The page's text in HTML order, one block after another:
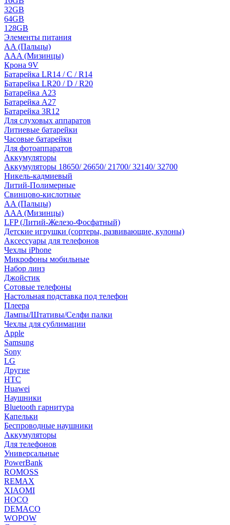
32GB
64GB
128GB
Элементы питания
AA (Пальцы)
AAA (Мизинцы)
Крона 9V
Батарейка LR14 / C / R14
Батарейка LR20 / D / R20
Батарейка A23
Батарейка A27
Батарейка 3R12
Для слуховых аппаратов
Литиевые батарейки
Часовые батарейки
Для фотоаппаратов
Аккумуляторы
Аккумуляторы 18650/ 26650/ 21700/ 32140/ 32700
Никель-кадмиевый
Литий-Полимерные
Свинцово-кислотные
AA (Пальцы)
AAA (Мизинцы)
LFP (Литий-Железо-Фосфатный)
Детские игрушки (сортеры, развивающие, кулоны)
Аксессуары для телефонов
Чехлы iPhone
Микрофоны мобильные
Набор линз
Джойстик
Сотовые телефоны
Настольная подставка под телефон
Плеера
Лампы/Штативы/Селфи палки
Чехлы для сублимации
Apple
Samsung
Sony
LG
Другие
HTC
Huawei
Наушники
Bluetooth гарнитура
Капельки
Беспроводные наушники
Аккумуляторы
Для телефонов
Универсальные
PowerBank
ROMOSS
REMAX
XIAOMI
HOCO
DEMACO
WOPOW